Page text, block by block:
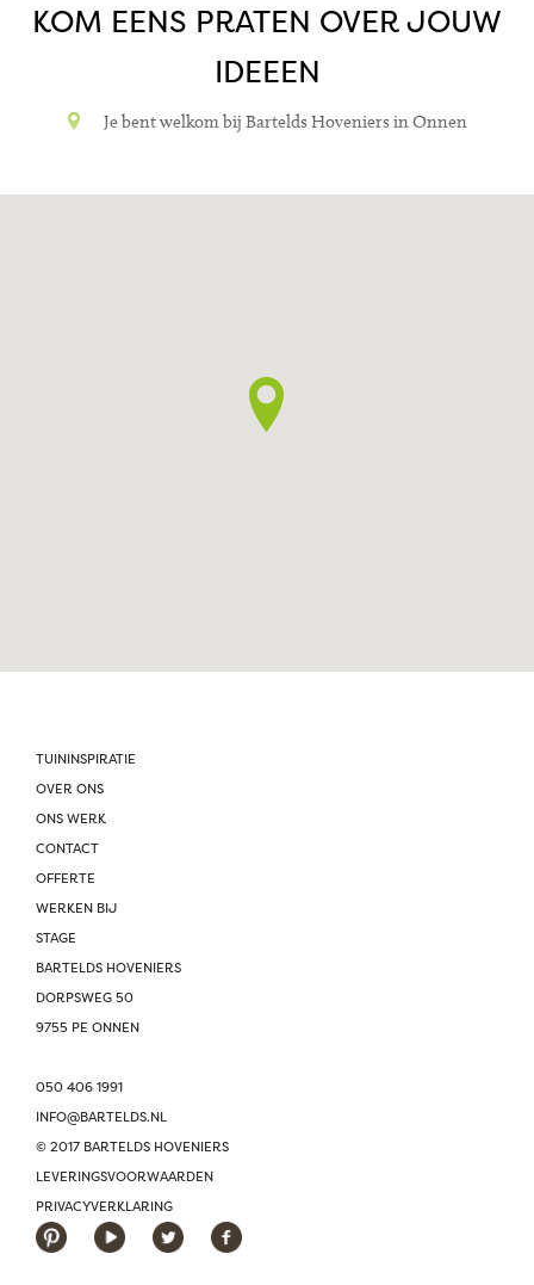
KOM EENS PRATEN OVER JOUW
IDEEEN
Je bent welkom bij Bartelds Hoveniers in Onnen
TUININSPIRATIE
OVER ONS
ONS WERK
CONTACT
OFFERTE
WERKEN BIJ
STAGE
BARTELDS HOVENIERS
DORPSWEG 50
9755 PE ONNEN
050 406 1991
INFO@BARTELDS.NL
© 2017 BARTELDS HOVENIERS
LEVERINGSVOORWAARDEN
PRIVACYVERKLARING